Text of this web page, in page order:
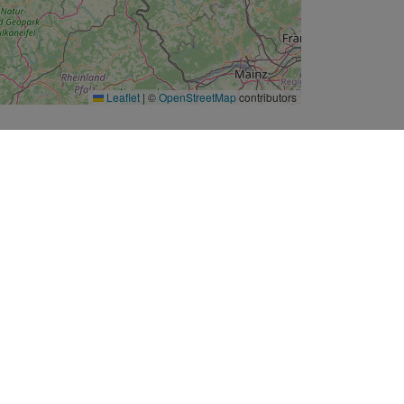
Leaflet | ©OpenStreetMapcontributors